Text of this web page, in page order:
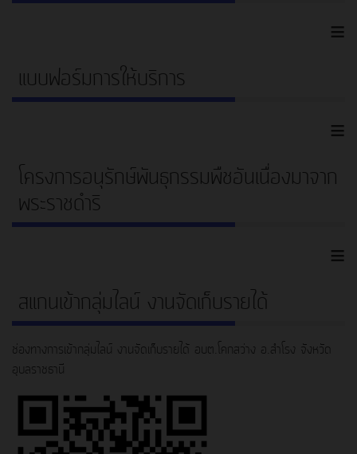
≡
แบบฟอร์มการให้บริการ
≡
โครงการอนุรักษ์พันธุกรรมพืชอันเนื่องมาจาก
พระราชดำริ
≡
สแกนเข้ากลุ่มไลน์ งานจัดเก็บรายได้
ช่องทางการเข้ากลุ่มไลน์ งานจัดเก็บรายได้ อบต.โคกสว่าง อ.สำโรง จังหวัด
อุบลราชธานี